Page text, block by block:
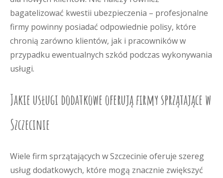
bagatelizować kwestii ubezpieczenia – profesjonalne
firmy powinny posiadać odpowiednie polisy, które
chronią zarówno klientów, jak i pracowników w
przypadku ewentualnych szkód podczas wykonywania
usługi.
Jakie usługi dodatkowe oferują firmy sprzątające w
Szczecinie
Wiele firm sprzątających w Szczecinie oferuje szereg
usług dodatkowych, które mogą znacznie zwiększyć